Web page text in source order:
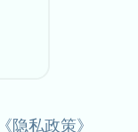
《隐私政策》